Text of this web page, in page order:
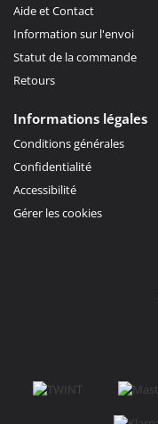
Aide et Contact
Information sur l'envoi
Statut de la commande
Retours
Informations légales
Conditions générales
Confidentialité
Accessibilité
Gérer les cookies